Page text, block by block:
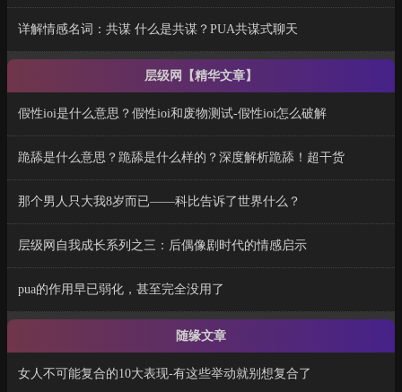
详解情感名词：共谋 什么是共谋？PUA共谋式聊天
层级网【精华文章】
假性ioi是什么意思？假性ioi和废物测试-假性ioi怎么破解
跪舔是什么意思？跪舔是什么样的？深度解析跪舔！超干货
那个男人只大我8岁而已——科比告诉了世界什么？
层级网自我成长系列之三：后偶像剧时代的情感启示
pua的作用早已弱化，甚至完全没用了
随缘文章
女人不可能复合的10大表现-有这些举动就别想复合了